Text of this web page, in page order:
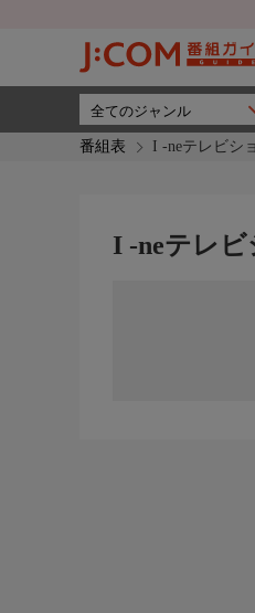
番組表 I -neテレビシ
I -neテレ